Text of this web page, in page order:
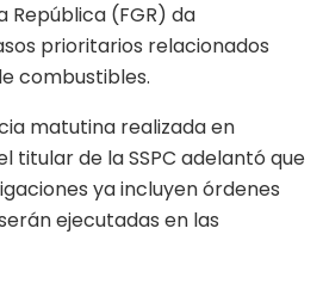
República (FGR) da
prioritarios relacionados
combustibles.
matutina realizada en
titular de la SSPC adelantó que
ya incluyen órdenes
ejecutadas en las